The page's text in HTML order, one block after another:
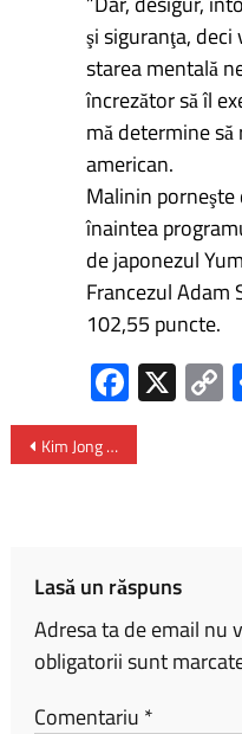
şi siguranţa,
starea mentală
încrezător să îl
mă determine
american.
Malinin
înaintea
de japonezul
Francezul Adam
102,55 puncte.
Fa
ce
b
X
Kim Jong Un se pregăteşte să o desemneze pe fiica sa – moştenitoarea Coreei de Nord
Lasă un răspuns
Adresa ta de email nu
obligatorii sunt
Comentariu *